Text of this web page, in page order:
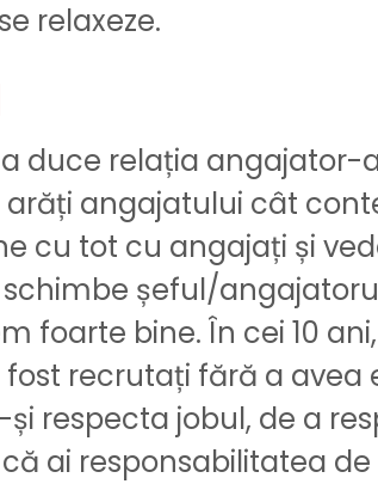
relaxeze.
duce relația
angajatului cât
cu tot cu angajați și
șeful/
foarte bine. În cei 10
recrutați fără a avea
respecta jobul, de a
ai responsabilitatea